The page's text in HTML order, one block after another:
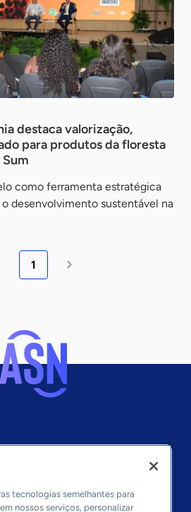
destaca valorização,
para produtos da floresta
como ferramenta estratégica
desenvolvimento sustentável na
1
tecnologias semelhantes para
nossos serviços, personalizar